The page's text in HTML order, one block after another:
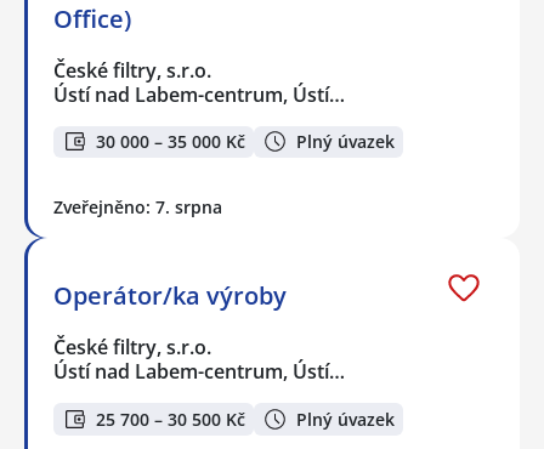
Office)
České filtry, s.r.o.
Ústí nad Labem-centrum, Ústí…
30 000 – 35 000 Kč Plný úvazek
Zveřejněno: 7. srpna
Operátor/ka výroby
České filtry, s.r.o.
Ústí nad Labem-centrum, Ústí…
25 700 – 30 500 Kč Plný úvazek